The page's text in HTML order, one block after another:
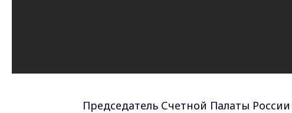
Председатель Счетной Палаты